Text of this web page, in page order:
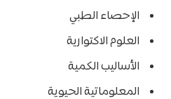
الإحصاء الطبي
العلوم الاكتوارية
الأساليب الكمية
المعلوماتية الحيوية